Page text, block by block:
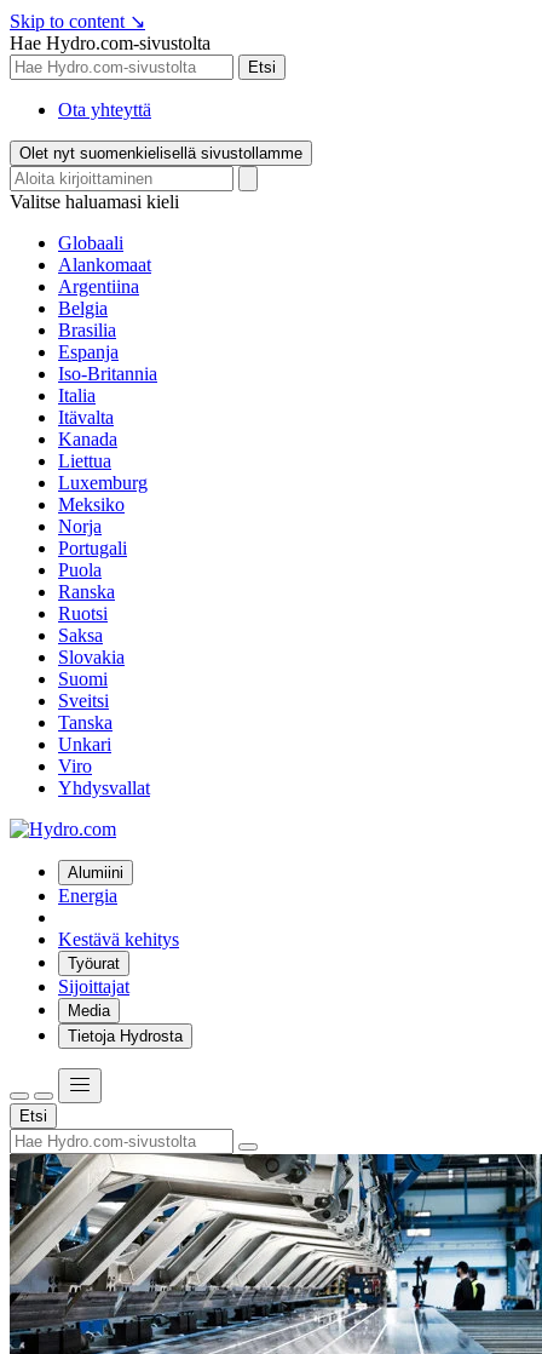
Skip to content ↘
Hae Hydro.com-sivustolta
Etsi
Ota yhteyttä
Olet nyt suomenkielisellä sivustollamme
Valitse haluamasi kieli
Globaali
Alankomaat
Argentiina
Belgia
Brasilia
Espanja
Iso-Britannia
Italia
Itävalta
Kanada
Liettua
Luxemburg
Meksiko
Norja
Portugali
Puola
Ranska
Ruotsi
Saksa
Slovakia
Suomi
Sveitsi
Tanska
Unkari
Viro
Yhdysvallat
Alumiini
Energia
Kestävä kehitys
Työurat
Sijoittajat
Media
Tietoja Hydrosta
Etsi